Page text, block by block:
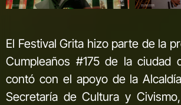
El Festival Grita hizo parte de la
Cumpleaños #175 de la ciudad
contó con el apoyo de la
Secretaría de Cultura y